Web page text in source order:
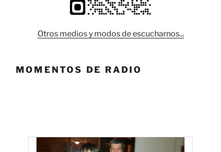
Otros medios y modos de escucharnos...
MOMENTOS DE RADIO